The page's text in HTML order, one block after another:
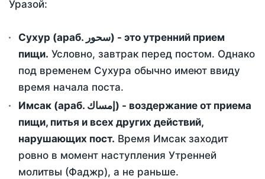
Уразой:
Сухур (араб. سحور) - это утренний прием
пищи. Условно, завтрак перед постом. Однако
под временем Сухура обычно имеют ввиду
время начала поста.
Имсак (араб. إمساك) - воздержание от приема
пищи, питья и всех других действий,
нарушающих пост. Время Имсак заходит
ровно в момент наступления Утренней
молитвы (Фаджр), а не раньше.